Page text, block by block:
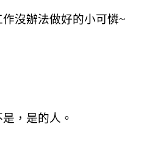
沒辦法做好的小可憐~
，是的人。